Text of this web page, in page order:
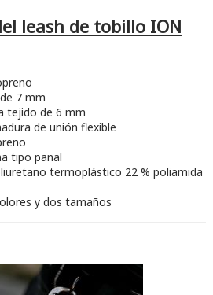
leash de tobillo ION
7 mm
tejido de 6 mm
de unión flexible
tipo panal
termoplástico 22 % poliamida
y dos tamaños